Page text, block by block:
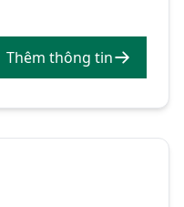
Thêm thông tin